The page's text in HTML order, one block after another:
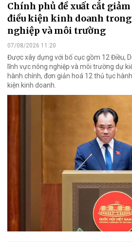
Chính phủ đề xuất cắt
điều kiện kinh doanh
nghiệp và môi trường
07/08/2026 11:20
Được xây dựng với bố cục gồm 12 Điều,
lĩnh vực nông nghiệp và môi trường dự
hành chính, đơn giản hoá 12 thủ tục
kiện kinh doanh.